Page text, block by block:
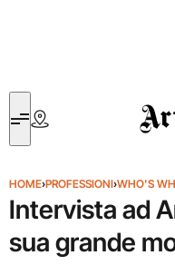
HOME›PROFESSIONI›WHO'S
Intervista ad
sua grande